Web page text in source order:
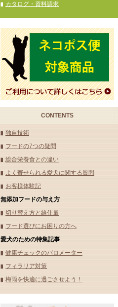
カタログ・資料請求
CONTENTS
独自技術
フードの7つの疑問
総合栄養食との違い
よく寄せられる愛犬に関する質問
お客様体験記
無添加フードの与え方
切り替え方と給仕量
フード選びにお困りの方へ
愛犬のための特集記事
健康チェックのバロメーター
フィラリア対策
梅雨を快適に過ごさせよう！